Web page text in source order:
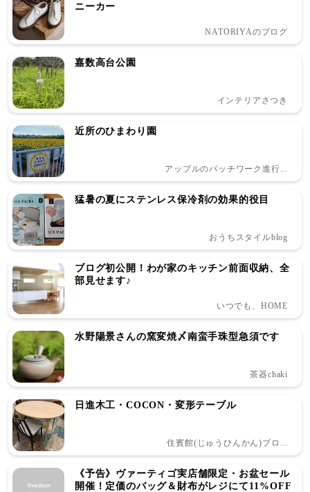
ニーカー
NATORIYAのブログ
嘉数高台公園
インテリアさつき
近所のひまわり園
アップルのパッチワーク進行...
猛暑の夏にステンレス保冷剤の効果的役目
おうちスタイルblog
ブログ初公開！わが家のキッチン前面収納、全
部見せます♪
いつでも、HOME
水野陽景さんの窯変焼〆南蛮手珠型急須です
茶器chaki
日進木工・COCON・変形テーブル
住賓館(じゅうひんかん)ブロ...
《予告》ヴァーティゴ実店舗限定・お盆セール
開催！定価のバッグ＆財布がレジにて11%OFF